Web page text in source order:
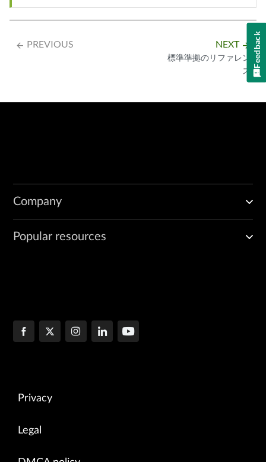
arrow_backward PREVIOUS NEXT arrow_forward
標準準拠のリファレン
ス
Company
Popular resources
Privacy
Legal
Feedback